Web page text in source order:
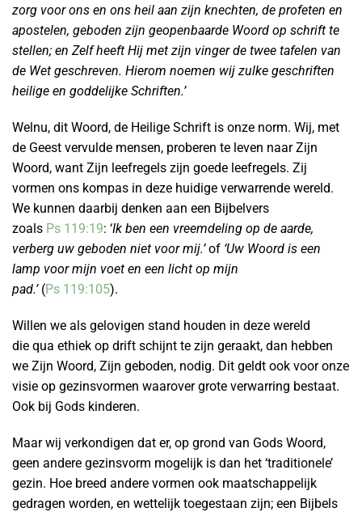
zorg voor ons en ons heil aan zijn knechten, de profeten en
apostelen, geboden zijn geopenbaarde Woord op schrift te
stellen; en Zelf heeft Hij met zijn vinger de twee tafelen van
de Wet geschreven. Hierom noemen wij zulke geschriften
heilige en goddelijke Schriften.’
Welnu, dit Woord, de Heilige Schrift is onze norm. Wij, met
de Geest vervulde mensen, proberen te leven naar Zijn
Woord, want Zijn leefregels zijn goede leefregels. Zij
vormen ons kompas in deze huidige verwarrende wereld.
We kunnen daarbij denken aan een Bijbelvers
zoals Ps 119:19: ‘Ik ben een vreemdeling op de aarde,
verberg uw geboden niet voor mij.’of ‘Uw Woord is een
lamp voor mijn voet en een licht op mijn
pad.’ (Ps 119:105).
Willen we als gelovigen stand houden in deze wereld
die qua ethiek op drift schijnt te zijn geraakt, dan hebben
we Zijn Woord, Zijn geboden, nodig. Dit geldt ook voor onze
visie op gezinsvormen waarover grote verwarring bestaat.
Ook bij Gods kinderen.
Maar wij verkondigen dat er, op grond van Gods Woord,
geen andere gezinsvorm mogelijk is dan het ‘traditionele’
gezin. Hoe breed andere vormen ook maatschappelijk
gedragen worden, en wettelijk toegestaan zijn; een Bijbels